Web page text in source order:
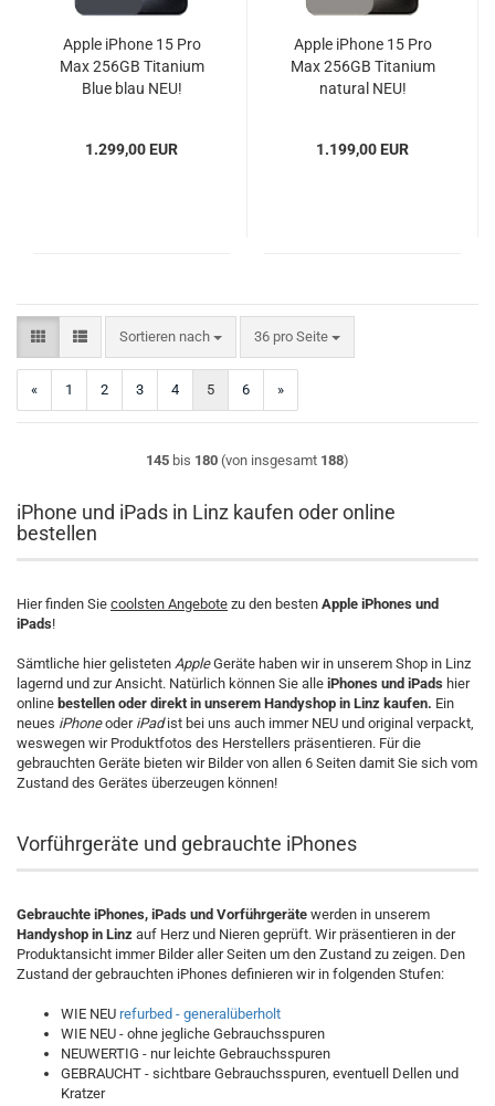
Apple iPhone 15 Pro
Max 256GB Titanium
Blue blau NEU!
1.299,00 EUR
Apple iPhone 15 Pro
Max 256GB Titanium
natural NEU!
1.199,00 EUR
Sortieren nach
Sortieren nach 36 pro Seite
pro Seite
« 1 2 3 4 5 6 »
145 bis 180 (von insgesamt 188)
iPhone und iPads in Linz kaufen oder online
bestellen
Hier finden Sie coolsten Angebote zu den besten Apple iPhones und
iPads!
Sämtliche hier gelisteten AppleGeräte haben wir in unserem Shop in Linz
lagernd und zur Ansicht. Natürlich können Sie alle iPhones und iPads hier
online bestellen oder direkt in unserem Handyshop in Linz kaufen. Ein
neues iPhoneoder iPadist bei uns auch immer NEU und original verpackt,
weswegen wir Produktfotos des Herstellers präsentieren. Für die
gebrauchten Geräte bieten wir Bilder von allen 6 Seiten damit Sie sich vom
Zustand des Gerätes überzeugen können!
Vorführgeräte und gebrauchte iPhones
Gebrauchte iPhones, iPads und Vorführgeräte werden in unserem
Handyshop in Linz auf Herz und Nieren geprüft. Wir präsentieren in der
Produktansicht immer Bilder aller Seiten um den Zustand zu zeigen. Den
Zustand der gebrauchten iPhones definieren wir in folgenden Stufen:
WIE NEU refurbed - generalüberholt
WIE NEU - ohne jegliche Gebrauchsspuren
NEUWERTIG - nur leichte Gebrauchsspuren
GEBRAUCHT - sichtbare Gebrauchsspuren, eventuell Dellen und
Kratzer